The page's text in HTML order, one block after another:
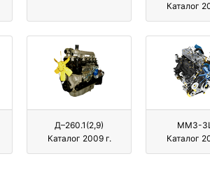
Каталог
Д–260.1(2,9)
Каталог 2009 г.
ММЗ-
Каталог